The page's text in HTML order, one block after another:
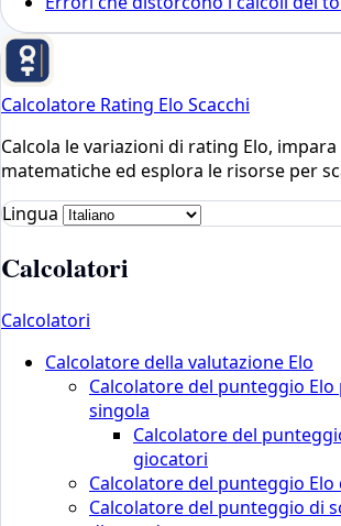
Calcolatore Rating Elo Scacchi
Calcola le variazioni di rating Elo,
matematiche ed esplora le risorse per
Lingua
Calcolatori
Calcolatori
Calcolatore della valutazione Elo
Calcolatore del punteggio
singola
Calcolatore del
giocatori
Calcolatore del punteggio
Calcolatore del punteggio di